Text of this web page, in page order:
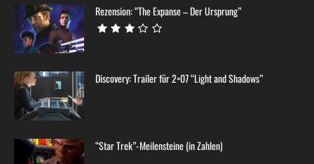
Rezension: “The Expanse – Der Ursprung”
Discovery: Trailer für 2×07 “Light and Shadows”
“Star Trek”-Meilensteine (in Zahlen)